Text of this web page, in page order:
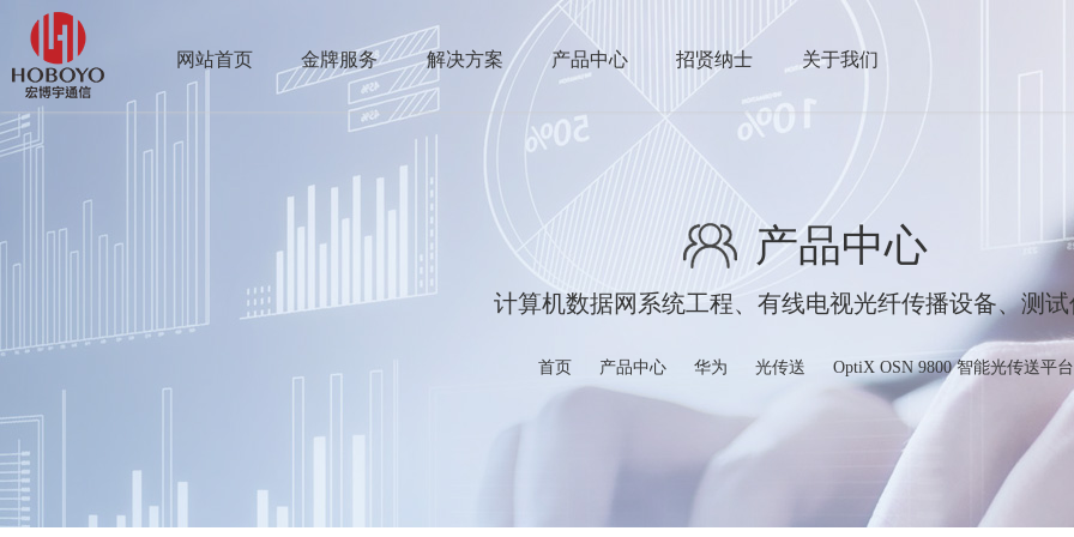
网站首页 金牌服务 解决方案 产品中心 招贤纳士 关于我们
产品中心
计算机数据网系统工程、有线电视光纤传播设备、测
首页 产品中心 华为 光传送 OptiX OSN 9800 智能光传送平台